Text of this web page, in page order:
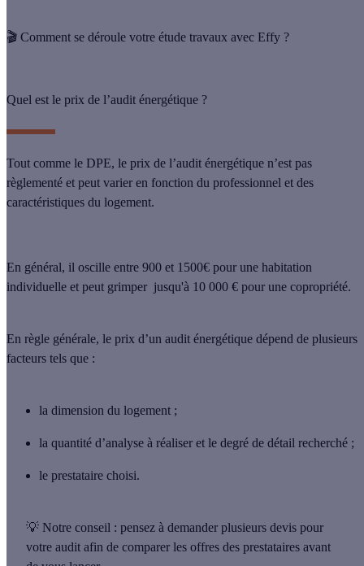
🎬 Comment se déroule votre étude travaux avec Effy ?
Quel est le prix de l’audit énergétique ?
Tout comme le DPE, le prix de l’audit énergétique n’est pas
règlementé et peut varier en fonction du professionnel et des
caractéristiques du logement.
En général, il oscille entre 900 et 1500€ pour une habitation
individuelle et peut grimper jusqu'à 10 000 € pour une copropriété.
En règle générale, le prix d’un audit énergétique dépend de plusieurs
facteurs tels que :
la dimension du logement ;
la quantité d’analyse à réaliser et le degré de détail recherché ;
le prestataire choisi.
💡 Notre conseil : pensez à demander plusieurs devis pour
votre audit afin de comparer les offres des prestataires avant